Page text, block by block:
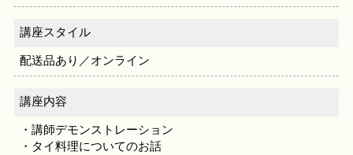
講座スタイル
配送品あり／オンライン
講座内容
・講師デモンストレーション
・タイ料理についてのお話